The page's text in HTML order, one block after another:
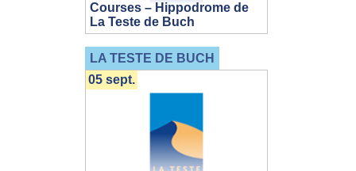
Courses – Hippodrome de
La Teste de Buch
LA TESTE DE BUCH
05 sept.